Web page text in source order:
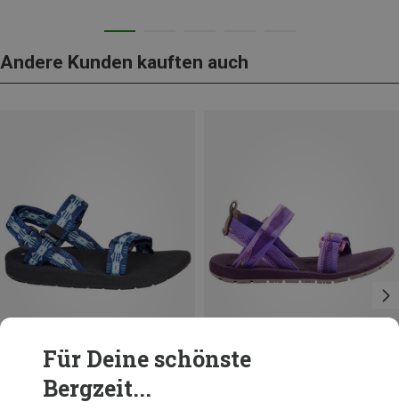
Andere Kunden kauften auch
Du sparst 24%
Für Deine schönste
Bergzeit...